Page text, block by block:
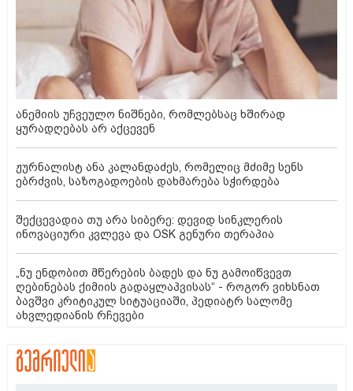
ანემიის უჩვეულო ნიშნები, რომლებსაც ხშირად
ყურადღებას არ აქცევენ
ჟურნალისტ ანა კალანდაძეს, რომელიც მძიმე სენს
ებრძვის, საზოგადოების დახმარება სჭირდება
შექცევადია თუ არა სიბერე: დევიდ სინკლერის
ინოვაციური კვლევა და OSK გენური თერაპია
„ნუ ენდობით მწერების ბადეს და ნუ გამოიწვევთ
ღებინებას ქიმიის გადაყლაპვისას“ - როგორ ვიხსნათ
ბავშვი კრიტიკულ სიტუაციაში, პედიატრ სალომე
ახვლედიანის რჩევები